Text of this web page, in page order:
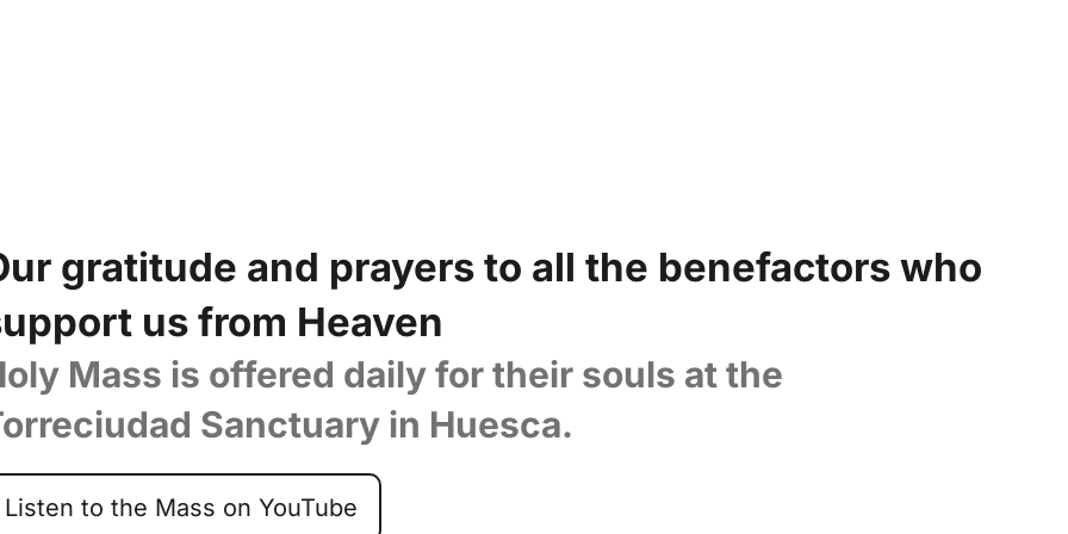
gratitude and prayers to all the benefactors who
us from Heaven
Mass is offered daily for their souls at the
Sanctuary in Huesca.
Listen to the Mass on YouTube